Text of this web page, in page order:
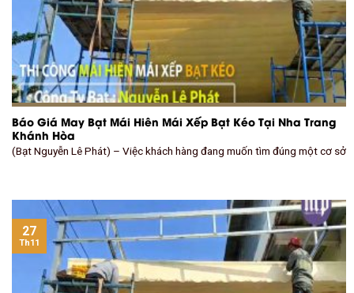
Báo Giá May Bạt Mái Hiên Mái Xếp Bạt Kéo Tại Nha Trang
Khánh Hòa
(Bạt Nguyễn Lê Phát) – Việc khách hàng đang muốn tìm đúng một cơ sở
27
Th11